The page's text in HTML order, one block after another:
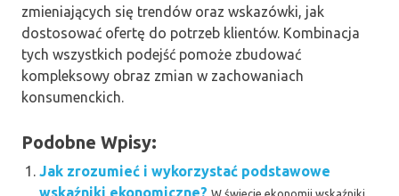
zmieniających się trendów oraz wskazówki, jak
dostosować ofertę do potrzeb klientów. Kombinacja
tych wszystkich podejść pomoże zbudować
kompleksowy obraz zmian w zachowaniach
konsumenckich.
Podobne Wpisy:
Jak zrozumieć i wykorzystać podstawowe
wskaźniki ekonomiczne?